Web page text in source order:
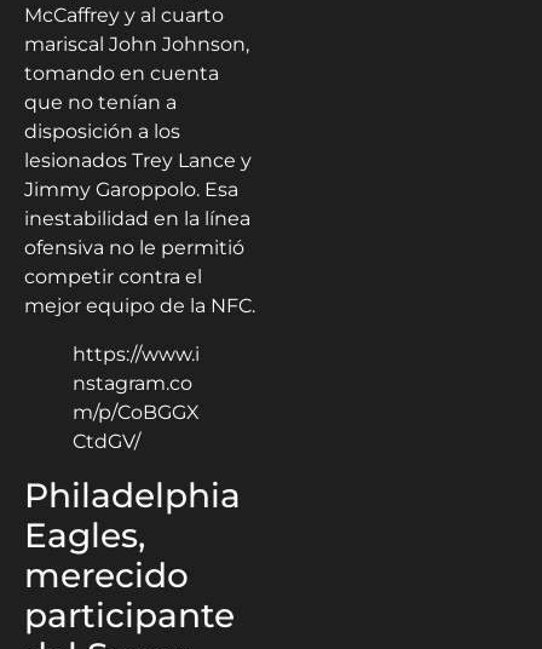
McCaffrey y al cuarto
mariscal John Johnson,
tomando en cuenta
que no tenían a
disposición a los
lesionados Trey Lance y
Jimmy Garoppolo. Esa
inestabilidad en la línea
ofensiva no le permitió
competir contra el
mejor equipo de la NFC.
https://www.i
nstagram.co
m/p/CoBGGX
CtdGV/
Philadelphia
Eagles,
merecido
participante